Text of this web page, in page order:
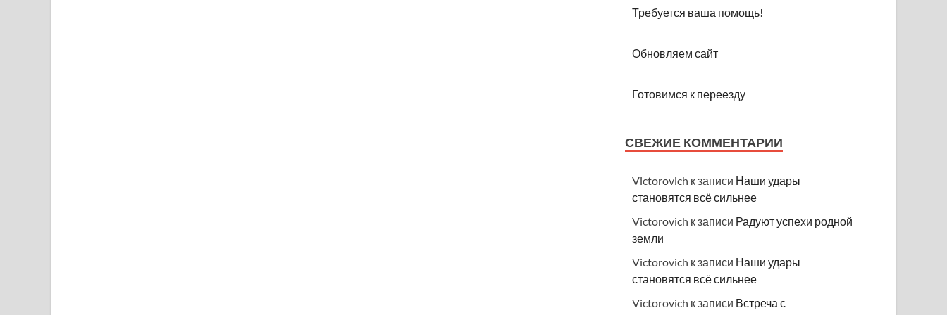
Требуется ваша помощь!
Обновляем сайт
Готовимся к переезду
СВЕЖИЕ КОММЕНТАРИИ
Victorovich к записи Наши удары
становятся всё сильнее
Victorovich к записи Радуют успехи родной
земли
Victorovich к записи Наши удары
становятся всё сильнее
Victorovich к записи Встреча с